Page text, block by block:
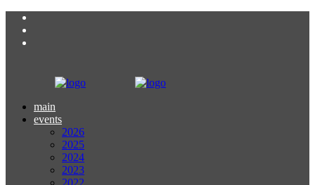
main
events
2026
2025
2024
2023
2022